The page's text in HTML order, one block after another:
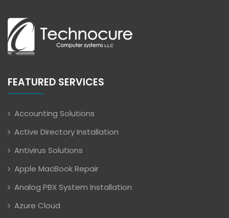
FEATURED SERVICES
Accounting Solutions
Active Directory Installation
Antivirus Solutions
Apple MacBook Repair
Analog PBX System Installation
Azure Cloud